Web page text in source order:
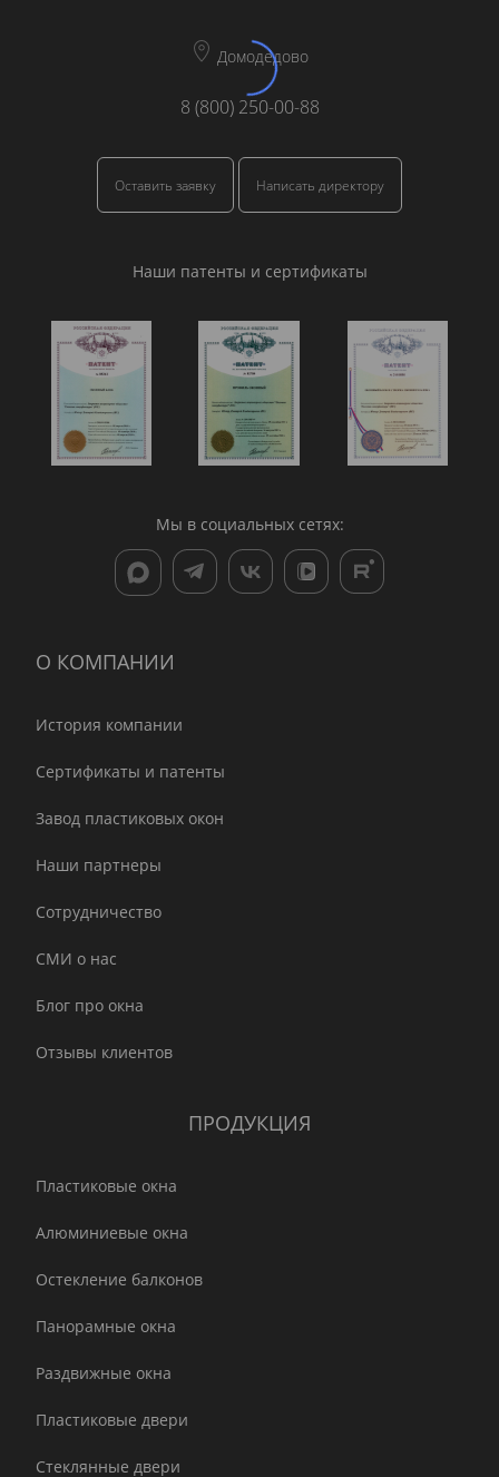
Домодедово
8 (800) 250-00-88
Оставить заявку Написать директору
Наши патенты и сертификаты
Мы в социальных сетях:
О КОМПАНИИ
История компании
Сертификаты и патенты
Завод пластиковых окон
Наши партнеры
Сотрудничество
СМИ о нас
Блог про окна
Отзывы клиентов
ПРОДУКЦИЯ
Пластиковые окна
Алюминиевые окна
Остекление балконов
Панорамные окна
Раздвижные окна
Пластиковые двери
Стеклянные двери